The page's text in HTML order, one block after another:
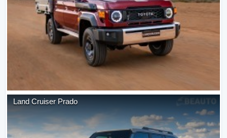
Land Cruiser Prado